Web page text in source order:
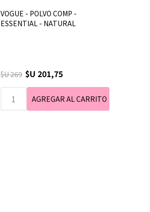
VOGUE - POLVO COMP -
ESSENTIAL - NATURAL
$U 269 $U 201,75